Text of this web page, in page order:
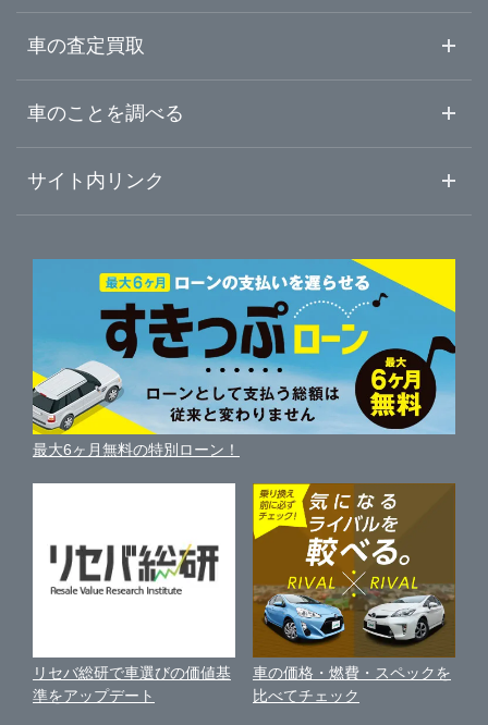
ガリバー新川インター店
ガリバー札幌手稲店
ガリバー車検 札幌手稲店
ガリバー車検 札幌清田店
ガリバー12号岩見沢店
ガリバー36号苫小牧店
札幌市清田区
岩見沢市
苫小牧市
登別市
江別・岩見沢
苫小牧・室蘭・登別
中古車情報・中古車検索
初めての中古車購入ガイド
中古車人気ランキング
自動車ローンを調べる
ガリバーの自動車ローン
車買い替えの基礎知識
近くのお店で車を探す
車の査定買取
車査定・車買取ならガリバー
ガリバーの査定が選ばれる理由
車を売る時よくある質問
便利な査定サービス
中古車買取相場（毎月更新）
車の個人売買ガイド
車のことを調べる
車初心者まとめ
新車・中古車カタログ
車の燃費を調べる
車種別クチコミ
車比較サイト
サイト内リンク
サイトマップ
サイトの使用条件
利用規約
保険代理店業務に関する基本方針
古物営業法に基づく表示
お客様の声
最大6ヶ月無料の特別ローン！
リセバ総研で車選びの価値基
準をアップデート
車の価格・燃費・スペックを
比べてチェック